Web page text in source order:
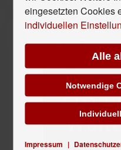
Unser Hör-Tipp
eingesetzten Cookies
individuellen
Alle
Notwendige
Impressum |